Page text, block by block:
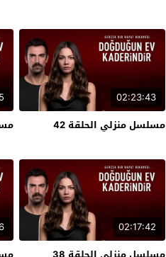
02:23:43
مسلسل منزلي الحلقة 42
02:17:42